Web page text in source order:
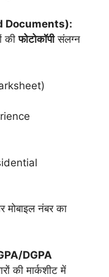
Documents):
कीफोटोकॉपीसंलग्न
नंबर का
DGPA
की मार्कशीट में